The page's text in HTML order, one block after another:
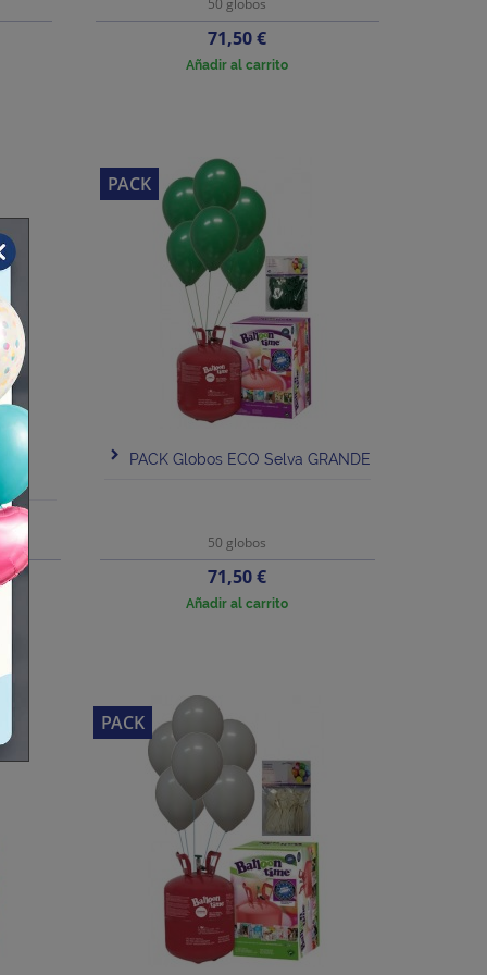
50 globos
Precio
71,50 €
Añadir al carrito
PACK Globos ECO Selva GRANDE
50 globos
Precio
71,50 €
Añadir al carrito
PACK
PACK